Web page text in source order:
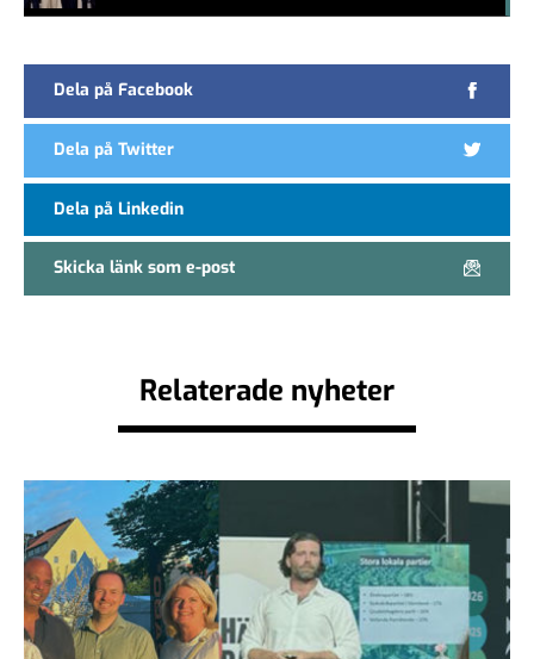
Dela på Facebook
Dela på Twitter
Dela på Linkedin
Skicka länk som e-post
Relaterade nyheter